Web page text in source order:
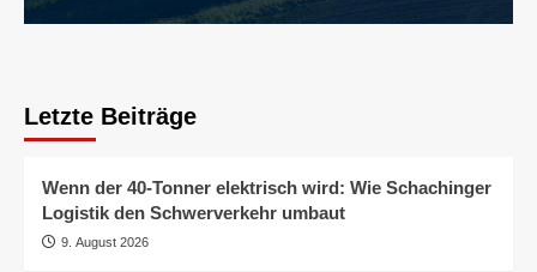
Letzte Beiträge
Wenn der 40-Tonner elektrisch wird: Wie Schachinger
Logistik den Schwerverkehr umbaut
9. August 2026